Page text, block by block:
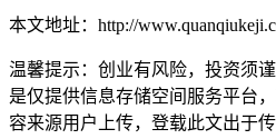
本文地址：http://
温馨提示：创业有风险，投资须谨
是仅提供信息存储空间服务平台
容来源用户上传，登载此文出于